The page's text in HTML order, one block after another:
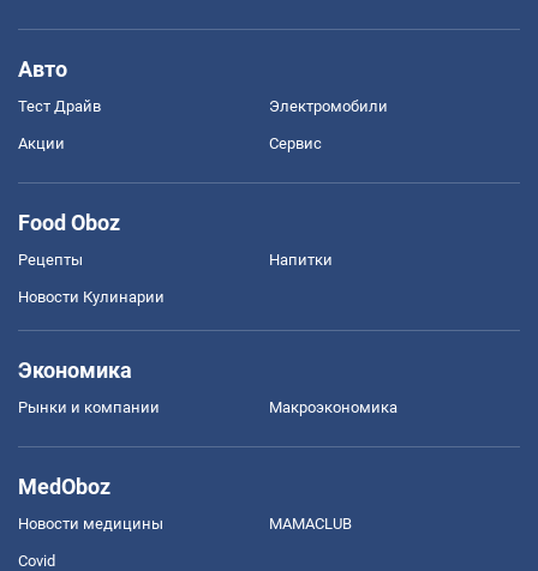
Авто
Тест Драйв Электромобили
Акции Сервис
Food Oboz
Рецепты Напитки
Новости Кулинарии
Экономика
Рынки и компании Mакроэкономика
MedOboz
Новости медицины MAMACLUB
Covid